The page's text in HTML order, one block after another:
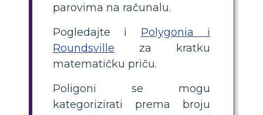
parovima na računalu.
Pogledajte i Polygonia i
Roundsville za kratku
matematičku priču.
Poligoni se mogu
kategorizirati prema broju